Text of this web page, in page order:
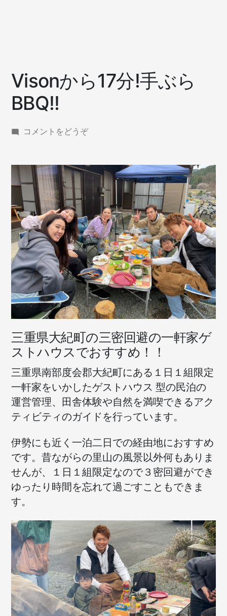
Visonから17分!手ぶら
BBQ!!
コメントをどうぞ(Vison
17
分!
ぶ
ら
BBQ!!)
三重県大紀町の三密回避の一軒家ゲ
ストハウスでおすすめ！！
三重県南部度会郡大紀町にある１日１組限定
一軒家をいかしたゲストハウス 型の民泊の
運営管理、田舎体験や自然を満喫できるアク
ティビティのガイドを行っています。
伊勢にも近く一泊二日での経由地におすすめ
です。昔ながらの里山の風景以外何もありま
せんが、１日１組限定なので３密回避ができ
ゆったり時間を忘れて過ごすこともできま
す。